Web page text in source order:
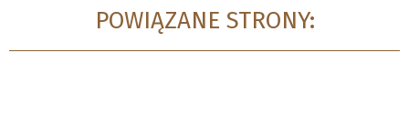
POWIĄZANE STRONY: